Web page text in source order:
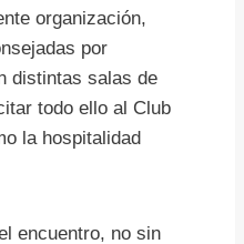
organización,
por
distintas salas de
todo ello al Club
la hospitalidad
encuentro, no sin